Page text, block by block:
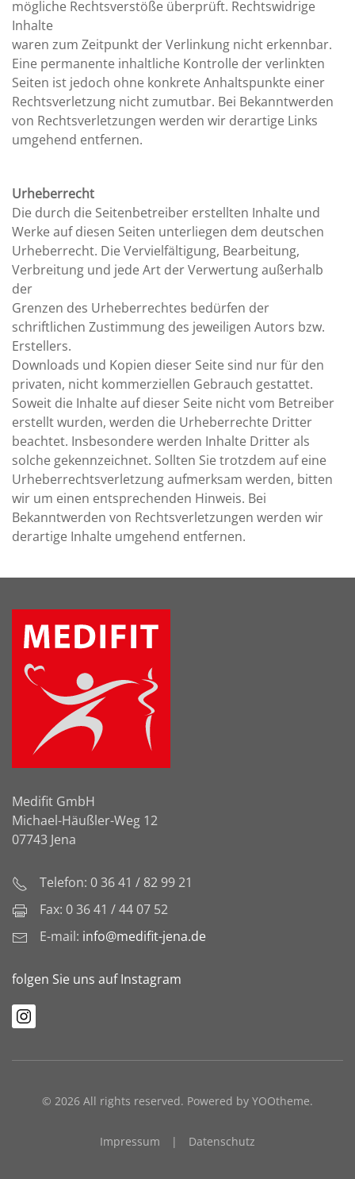
mögliche Rechtsverstöße überprüft. Rechtswidrige
Inhalte
waren zum Zeitpunkt der Verlinkung nicht erkennbar.
Eine permanente inhaltliche Kontrolle der verlinkten
Seiten ist jedoch ohne konkrete Anhaltspunkte einer
Rechtsverletzung nicht zumutbar. Bei Bekanntwerden
von Rechtsverletzungen werden wir derartige Links
umgehend entfernen.
Urheberrecht
Die durch die Seitenbetreiber erstellten Inhalte und
Werke auf diesen Seiten unterliegen dem deutschen
Urheberrecht. Die Vervielfältigung, Bearbeitung,
Verbreitung und jede Art der Verwertung außerhalb
der
Grenzen des Urheberrechtes bedürfen der
schriftlichen Zustimmung des jeweiligen Autors bzw.
Erstellers.
Downloads und Kopien dieser Seite sind nur für den
privaten, nicht kommerziellen Gebrauch gestattet.
Soweit die Inhalte auf dieser Seite nicht vom Betreiber
erstellt wurden, werden die Urheberrechte Dritter
beachtet. Insbesondere werden Inhalte Dritter als
solche gekennzeichnet. Sollten Sie trotzdem auf eine
Urheberrechtsverletzung aufmerksam werden, bitten
wir um einen entsprechenden Hinweis. Bei
Bekanntwerden von Rechtsverletzungen werden wir
derartige Inhalte umgehend entfernen.
Medifit GmbH
Michael-Häußler-Weg 12
07743 Jena
Telefon: 0 36 41 / 82 99 21
Fax: 0 36 41 / 44 07 52
E-mail: info@medifit-jena.de
folgen Sie uns auf Instagram
© 2026 All rights reserved. Powered by YOOtheme.
Impressum | Datenschutz